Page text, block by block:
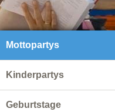
Mottopartys
Kinderpartys
Geburtstage